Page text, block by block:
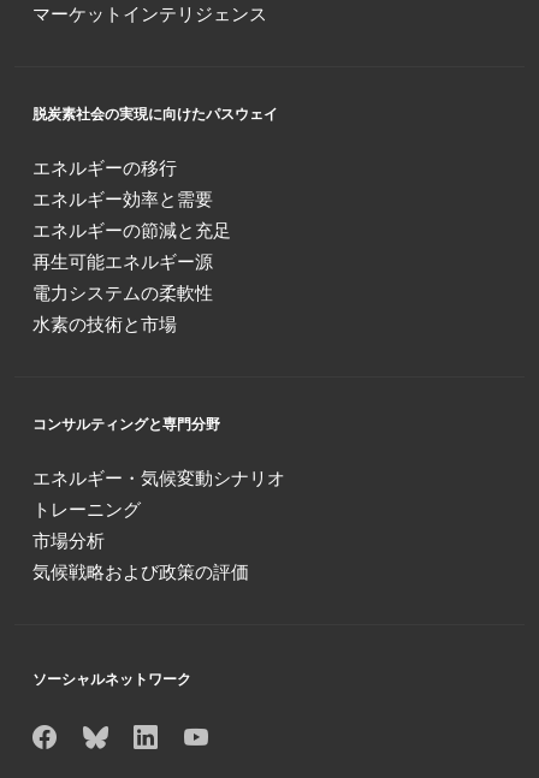
マーケットインテリジェンス
脱炭素社会の実現に向けたパスウェイ
エネルギーの移行
エネルギー効率と需要
エネルギーの節減と充足
再生可能エネルギー源
電力システムの柔軟性
水素の技術と市場
コンサルティングと専門分野
エネルギー・気候変動シナリオ
トレーニング
市場分析
気候戦略および政策の評価
ソーシャルネットワーク